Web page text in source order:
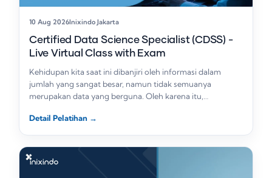
10 Aug 2026Inixindo Jakarta
Certified Data Science Specialist (CDSS) -
Live Virtual Class with Exam
Kehidupan kita saat ini dibanjiri oleh informasi dalam
jumlah yang sangat besar, namun tidak semuanya
merupakan data yang berguna. Oleh karena itu,…
Detail Pelatihan →